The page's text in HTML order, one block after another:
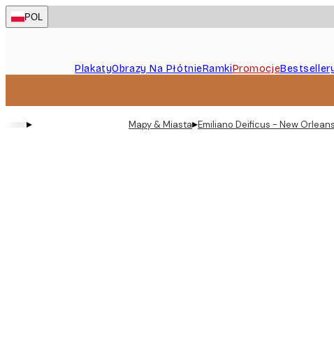
Skip
to
POL
PlakatyObrazy Na PłótnieRamkiPromocje
▸ Mapy & Miasta▸Emiliano Deificus - New